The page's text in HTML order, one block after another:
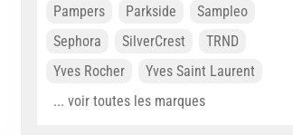
Pampers
Parkside
Sampleo
Sephora
SilverCrest
TRND
Yves Rocher
Yves Saint Laurent
... voir toutes les marques